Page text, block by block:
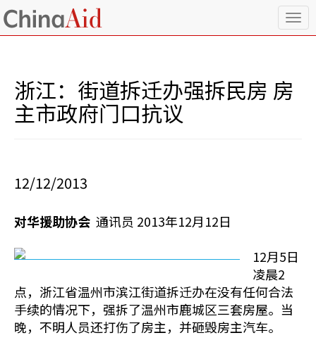
T
o
浙江：街道拆迁办强拆民房 房
主市政府门口抗议
12/12/2013
对华援助协会 通讯员 2013年12月12日
12月5日
凌晨2
点，浙江省温州市滨江街道拆迁办在没有任何合法
手续的情况下，强拆了温州市鹿城区三套房屋。当
晚，不明人员还打伤了房主，并砸毁房主汽车。